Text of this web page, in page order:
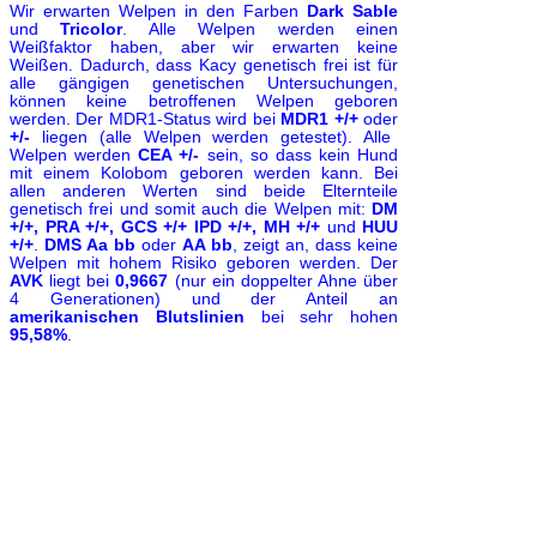
Wir erwarten Welpen in den Farben Dark Sable
undTricolor. Alle Welpen werden einen
Weißfaktor haben, aber wir erwarten keine
Weißen. Dadurch, dass Kacy genetisch frei ist für
alle gängigen genetischen Untersuchungen,
können keine betroffenen Welpen geboren
werden. Der MDR1-Status wird bei MDR1 +/+oder
+/- liegen (alle Welpen werden getestet). Alle
Welpen werdenCEA +/- sein, so dass kein Hund
mit einem Kolobom geboren werden kann.
Bei
allen anderen Werten sind beide Elternteile
genetisch frei und somit auch die Welpen mit: DM
+/+, PRA +/+, GCS +/+ IPD +/+, MH +/+ und HUU
+/+
DMS Aa bb oder AA bb , zeigt an, dass keine
Welpen mit hohem Risiko geboren werden. Der
AVK liegt bei0,9667 (nur ein doppelter Ahne über
4 Generationen) und der Anteil an
amerikanischen Blutslinien bei sehr hohen
95,58%